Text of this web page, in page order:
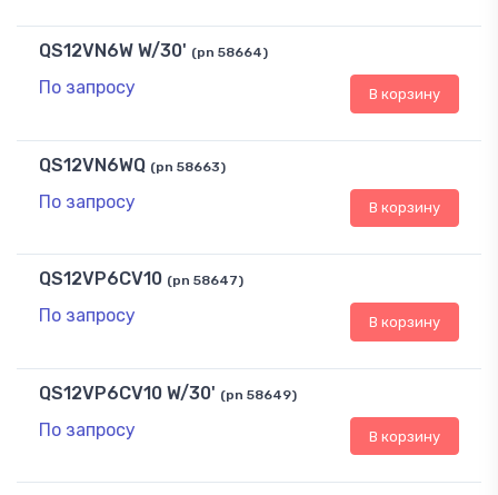
QS12VN6W W/30' (pn 58664)
По запросу В корзину
QS12VN6WQ (pn 58663)
По запросу В корзину
QS12VP6CV10 (pn 58647)
По запросу В корзину
QS12VP6CV10 W/30' (pn 58649)
По запросу В корзину